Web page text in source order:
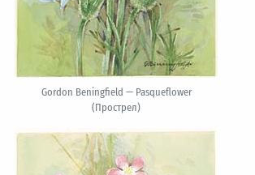
Gordon Beningfield — Pasqueflower
(Прострел)